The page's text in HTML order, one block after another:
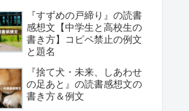
『すずめの戸締り』の読書
感想文【中学生と高校生の
書き方】コピペ禁止の例文
と題名
『捨て犬・未来、しあわせ
の足あと』の読書感想文の
書き方＆例文